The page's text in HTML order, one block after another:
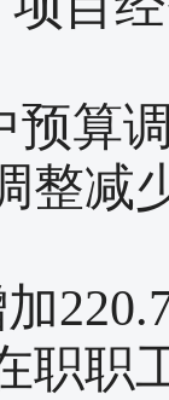
预算
整减
职职